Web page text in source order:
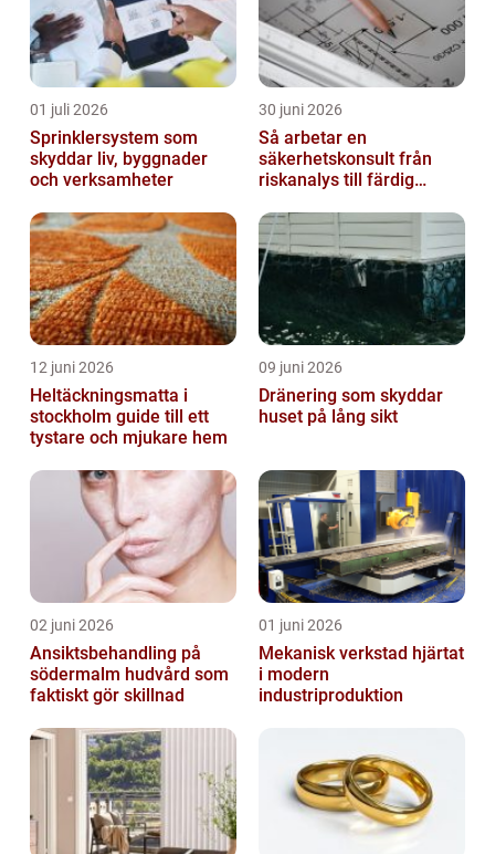
01 juli 2026
Sprinklersystem som
skyddar liv, byggnader
och verksamheter
30 juni 2026
Så arbetar en
säkerhetskonsult från
riskanalys till färdig
12 juni 2026
Heltäckningsmatta i
stockholm guide till ett
tystare och mjukare hem
09 juni 2026
Dränering som skyddar
huset på lång sikt
02 juni 2026
Ansiktsbehandling på
södermalm hudvård som
faktiskt gör skillnad
01 juni 2026
Mekanisk verkstad hjärtat
i modern
industriproduktion